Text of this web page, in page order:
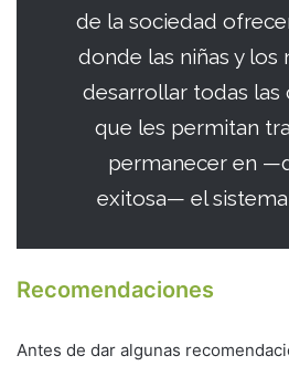
de la sociedad
donde las niñas y los
desarrollar todas las
que les permitan
permanecer en
exitosa— el sistema
Recomendaciones
Antes de dar algunas